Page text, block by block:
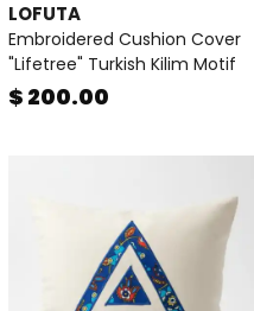
LOFUTA
Embroidered Cushion Cover
"Lifetree" Turkish Kilim Motif
$ 200.00